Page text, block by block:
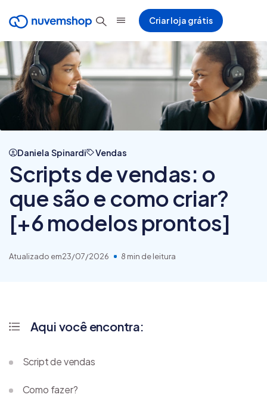
Criar loja grátis
Daniela Spinardi Vendas
Scripts de vendas: o
que são e como criar?
[+6 modelos prontos]
Atualizado em23/07/2026 8 min de leitura
Aqui você encontra:
Script de vendas
Como fazer?